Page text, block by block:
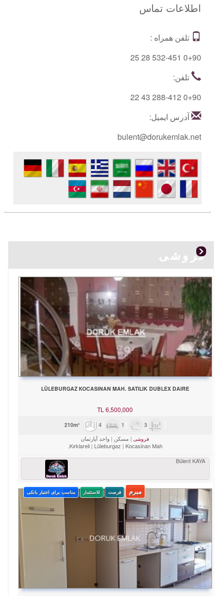
اطلاعات تماس
تلفن همراه :
0+90 532-451 28 25
تلفن:
0+90 288-412 43 22
آدرس ایمیل:
bulent@dorukemlak.net
فروشی
LÜLEBURGAZ KOCASINAN MAH. SATILIK DUBLEX DAIRE
TL 6,500,000
4 1 3
فروشی مسکن
واحد آپارتمان
Kırklareli
Lüleburgaz
Kocasinan Mah.
Bülent KAYA
مبرم فرصت للاستثمار مناسب برای اعتبار بانکی